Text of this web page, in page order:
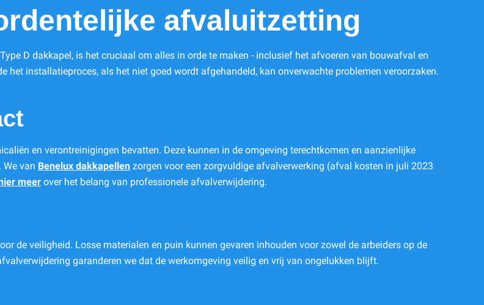
afvaluitzetting
D dakkapel, is het cruciaal om alles in orde te maken - inclusief het afvoeren van bouwafval en
het installatieproces, als het niet goed wordt afgehandeld, kan onverwachte problemen veroorzaken.
en verontreinigingen bevatten. Deze kunnen in de omgeving terechtkomen en aanzienlijke
van Benelux dakkapellen zorgen voor een zorgvuldige afvalverwerking (afval kosten in juli 2023
meer over het belang van professionele afvalverwijdering.
de veiligheid. Losse materialen en puin kunnen gevaren inhouden voor zowel de arbeiders op de
garanderen we dat de werkomgeving veilig en vrij van ongelukken blijft.